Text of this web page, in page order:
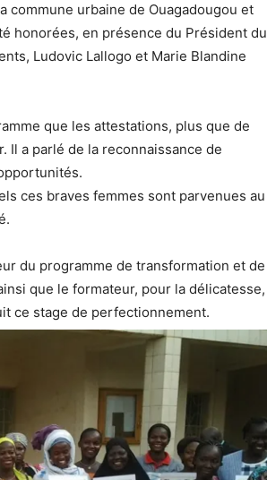
commune urbaine de Ouagadougou et
honorées, en présence du Président du
Ludovic Lallogo et Marie Blandine
que les attestations, plus que de
a parlé de la reconnaissance de
ces braves femmes sont parvenues au
du programme de transformation et de
que le formateur, pour la délicatesse,
ce stage de perfectionnement.